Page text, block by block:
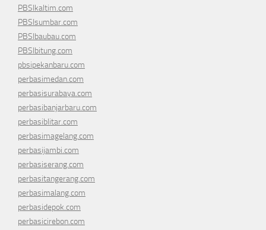
PBSIkaltim.com
PBSIsumbar.com
PBSIbaubau.com
PBSIbitung.com
pbsipekanbaru.com
perbasimedan.com
perbasisurabaya.com
perbasibanjarbaru.com
perbasiblitar.com
perbasimagelang.com
perbasijambi.com
perbasiserang.com
perbasitangerang.com
perbasimalang.com
perbasidepok.com
perbasicirebon.com